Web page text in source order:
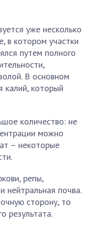
уже несколько
в котором участки
путем полного
В основном
который
количество: не
можно
– некоторые
репы,
нейтральная почва.
сторону, то
результата.